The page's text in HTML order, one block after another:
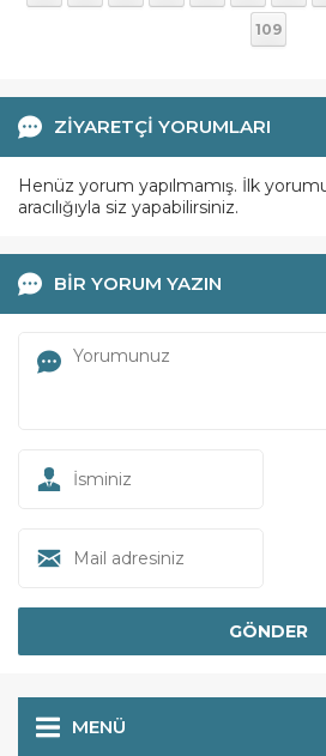
109
ZİYARETÇİ YORUMLARI
Henüz yorum yapılmamış. İlk
aracılığıyla siz yapabilirsiniz.
BİR YORUM YAZIN
MENÜ